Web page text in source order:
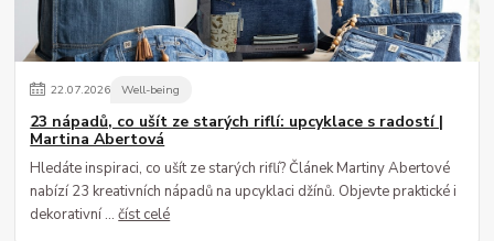
22.07.2026 Well-being
23 nápadů, co ušít ze starých riflí: upcyklace s radostí |
Martina Abertová
Hledáte inspiraci, co ušít ze starých riflí? Článek Martiny Abertové
nabízí 23 kreativních nápadů na upcyklaci džínů. Objevte praktické i
dekorativní ...číst celé